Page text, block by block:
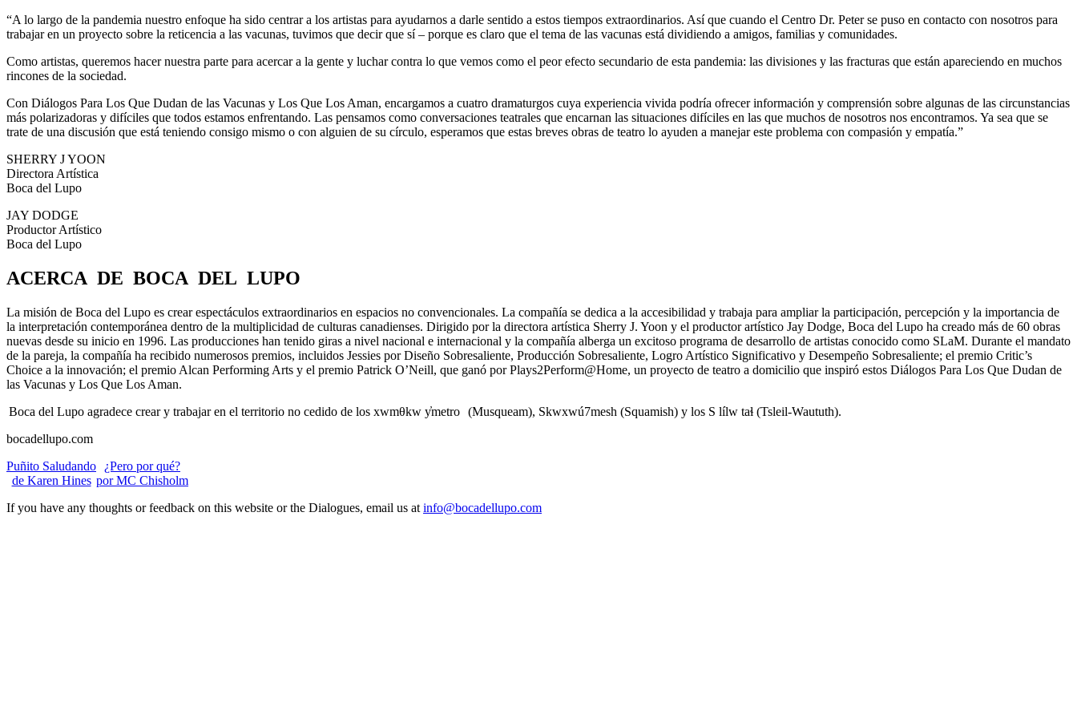
“A lo largo de la pandemia nuestro enfoque ha sido centrar a los artistas para ayudarnos a darle sentido a estos tiempos extraordinarios. Así que cuando el Centro Dr. Peter se puso en contacto con nosotros para
trabajar en un proyecto sobre la reticencia a las vacunas, tuvimos que decir que sí – porque es claro que el tema de las vacunas está dividiendo a amigos, familias y comunidades.
Como artistas, queremos hacer nuestra parte para acercar a la gente y luchar contra lo que vemos como el peor efecto secundario de esta pandemia: las divisiones y las fracturas que están apareciendo en muchos
rincones de la sociedad.
Con Diálogos Para Los Que Dudan de las Vacunas y Los Que Los Aman, encargamos a cuatro dramaturgos cuya experiencia vivida podría ofrecer información y comprensión sobre algunas de las circunstancias
más polarizadoras y difíciles que todos estamos enfrentando. Las pensamos como conversaciones teatrales que encarnan las situaciones difíciles en las que muchos de nosotros nos encontramos. Ya sea que se
trate de una discusión que está teniendo consigo mismo o con alguien de su círculo, esperamos que estas breves obras de teatro lo ayuden a manejar este problema con compasión y empatía.”
SHERRY J YOON
Directora Artística
Boca del Lupo
JAY DODGE
Productor Artístico
Boca del Lupo
ACERCA DE BOCA DEL LUPO
La misión de Boca del Lupo es crear espectáculos extraordinarios en espacios no convencionales. La compañía se dedica a la accesibilidad y trabaja para ampliar la participación, percepción y la importancia de
la interpretación contemporánea dentro de la multiplicidad de culturas canadienses. Dirigido por la directora artística Sherry J. Yoon y el productor artístico Jay Dodge, Boca del Lupo ha creado más de 60 obras
nuevas desde su inicio en 1996. Las producciones han tenido giras a nivel nacional e internacional y la compañía alberga un excitoso programa de desarrollo de artistas conocido como SLaM. Durante el mandato
de la pareja, la compañía ha recibido numerosos premios, incluidos Jessies por Diseño Sobresaliente, Producción Sobresaliente, Logro Artístico Significativo y Desempeño Sobresaliente; el premio Critic’s
Choice a la innovación; el premio Alcan Performing Arts y el premio Patrick O’Neill, que ganó por Plays2Perform@Home, un proyecto de teatro a domicilio que inspiró estos Diálogos Para Los Que Dudan de
las Vacunas y Los Que Los Aman.
Boca del Lupo agradece crear y trabajar en el territorio no cedido de los xwmθkw y̓metro (Musqueam), Skwxwú7mesh (Squamish) y los S lílw taɬ (Tsleil-Waututh).
bocadellupo.com
Puñito Saludando
de Karen Hines
¿Pero por qué?
por MC Chisholm
If you have any thoughts or feedback on this website or the Dialogues, email us at info@bocadellupo.com